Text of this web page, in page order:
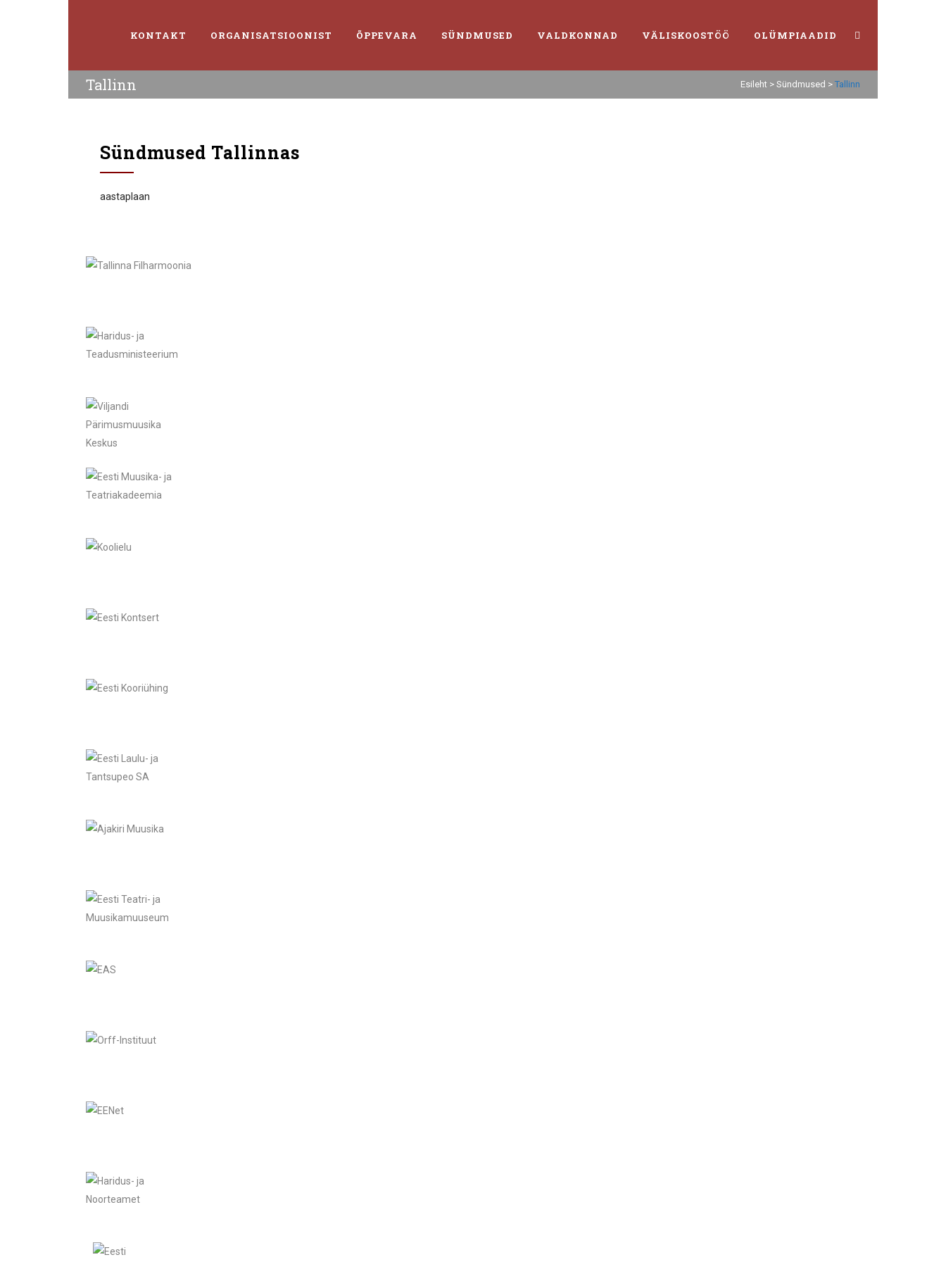
KONTAKT ORGANISATSIOONIST ÕPPEVARA SÜNDMUSED VALDKONNAD VÄLISKOOSTÖÖ OLÜMPIAADID
Tallinn Esileht > Sündmused > Tallinn
Sündmused Tallinnas
aastaplaan